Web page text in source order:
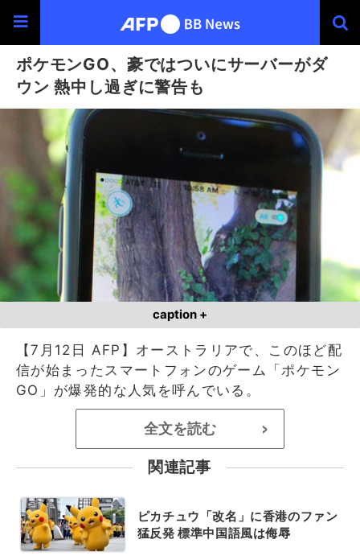
ポケモンGO、豪ではついにサーバーがダ
ウン 熱中し過ぎに警告も
caption +
【7月12日 AFP】オーストラリアで、このほど配
信が始まったスマートフォンのゲーム「ポケモン
GO」が爆発的な人気を呼んでいる。
全文を読む >
関連記事
ピカチュウ「改名」に香港のファン
猛反発 標準中国語風は侮辱